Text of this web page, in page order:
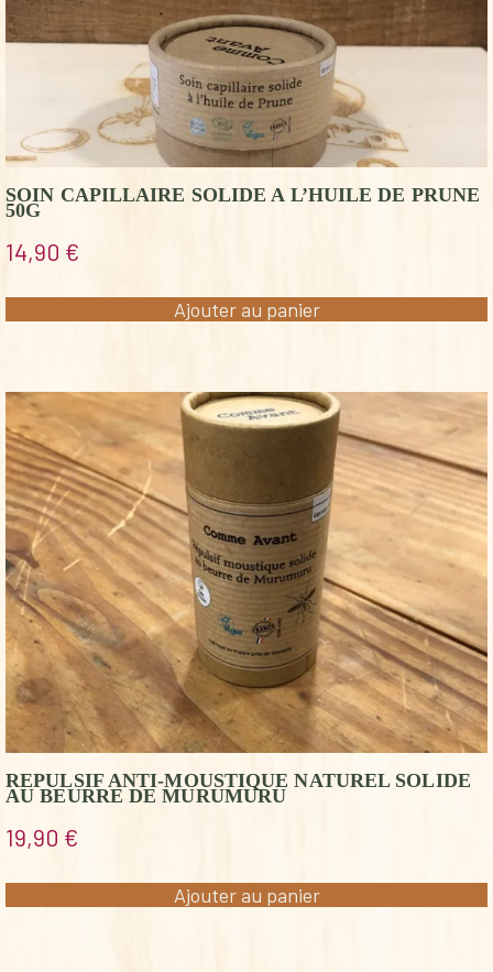
SOIN CAPILLAIRE SOLIDE A L’HUILE DE PRUNE
50G
14,90 €
Ajouter au panier
REPULSIF ANTI-MOUSTIQUE NATUREL SOLIDE
AU BEURRE DE MURUMURU
19,90 €
Ajouter au panier